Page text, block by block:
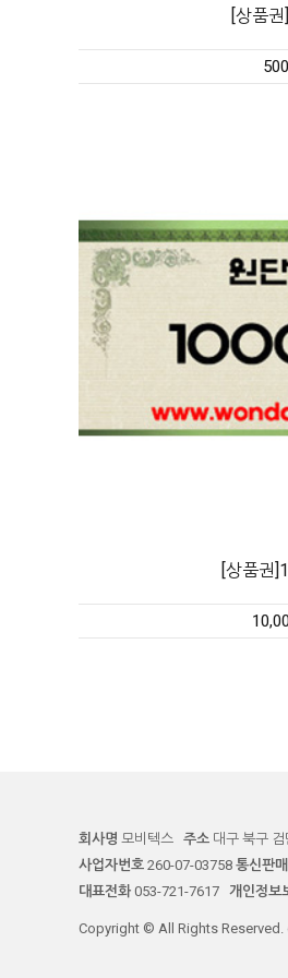
[상품
[상품권
회사명 모비텍스 주소 대구 북구
사업자번호 260-07-03758 통신판
대표전화 053-721-7617 개인정보
Copyright © All Rights Reserved.